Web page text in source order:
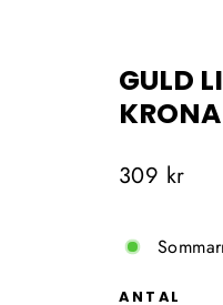
GULD
KRONA
Ordinarie
309 kr
ANTAL